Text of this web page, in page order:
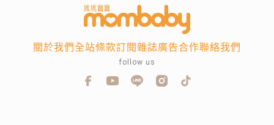
關於我們全站條款訂閱雜誌廣告合作聯絡我們
follow us